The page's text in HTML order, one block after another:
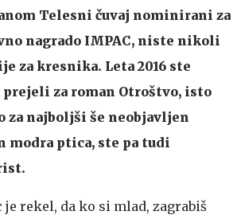
Telesni čuvaj nominirani za
nagrado IMPAC, niste nikoli
za kresnika. Leta 2016 ste
za roman Otroštvo, isto
za najboljši še neobjavljen
modra ptica, ste pa tudi
rekel, da ko si mlad, zagrabiš